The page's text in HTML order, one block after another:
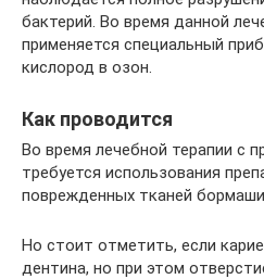
бактерий. Во время данной
применяется специальный
кислород в озон.
Как проводится
Во время лечебной терапии с
требуется использования
поврежденных тканей
Но стоит отметить, если
дентина, но при этом